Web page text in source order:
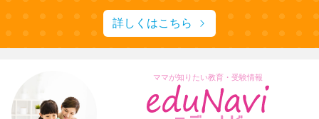
詳しくはこちら
ママが知りたい教育・受験情報